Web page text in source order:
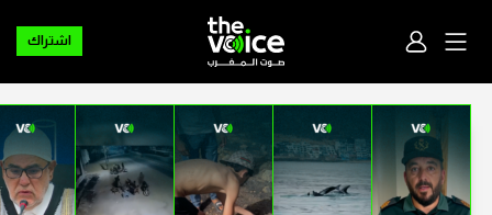
اشتراك